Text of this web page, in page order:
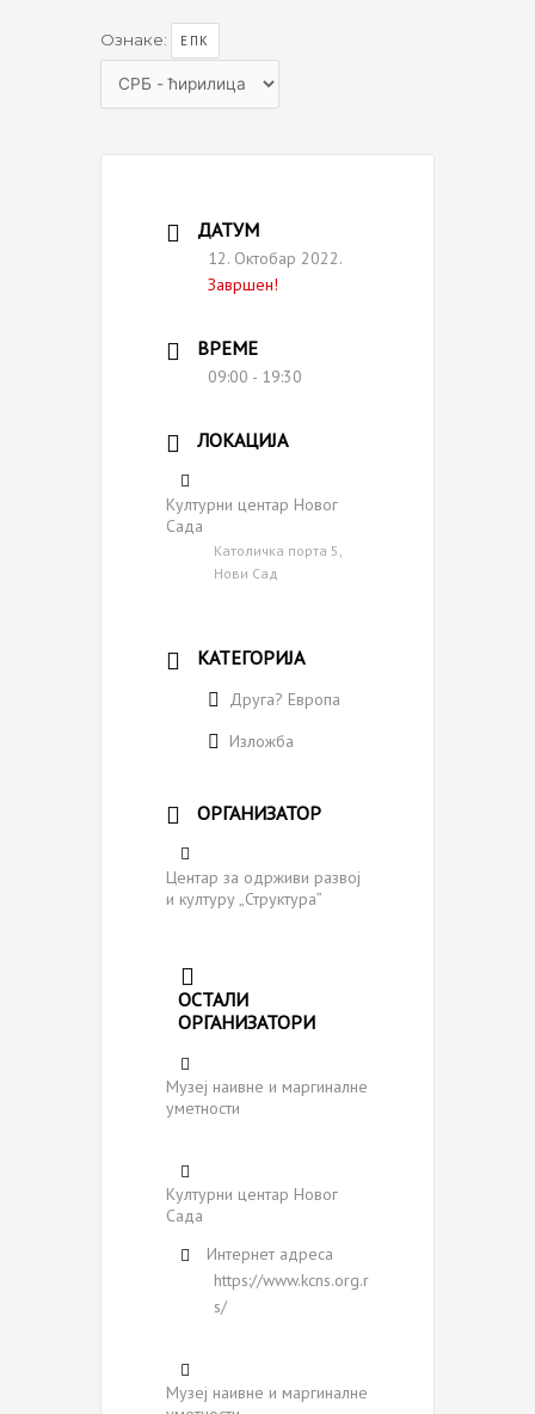
Ознаке: ЕПК
ДАТУМ
12. Октобар 2022.
Завршен!
ВРЕМЕ
09:00 - 19:30
ЛОКАЦИЈА
Културни центар Новог
Сада
Католичка порта 5,
Нови Сад
КАТЕГОРИЈА
Друга? Европа
Изложба
ОРГАНИЗАТОР
Центар за одрживи развој
и културу „Структура”
ОСТАЛИ
ОРГАНИЗАТОРИ
Музеј наивне и маргиналне
уметности
Културни центар Новог
Сада
Интернет адреса
https://www.kcns.org.r
s/
Музеј наивне и маргиналне